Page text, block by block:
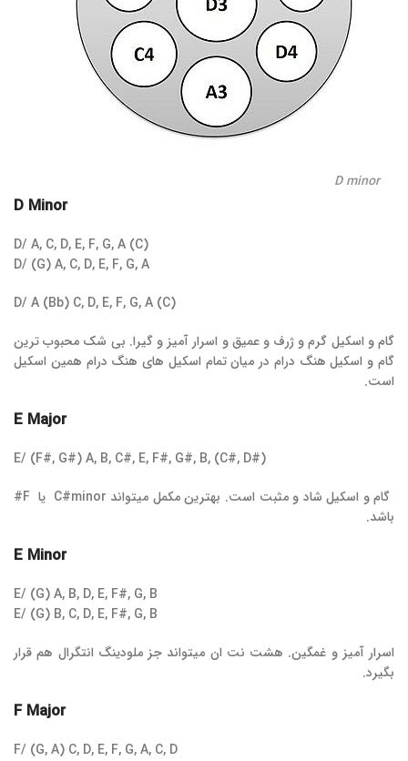
D minor
D Minor
D/ A, C, D, E, F, G, A (C)
D/ (G) A, C, D, E, F, G, A
D/ A (Bb) C, D, E, F, G, A (C)
گام و اسکیل گرم و ژرف و عمیق و اسرار آمیز و گیرا. بی شک محبوب ترین
گام و اسکیل هنگ درام در میان تمام اسکیل های هنگ درام همین اسکیل
است.
E Major
E/ (F#, G#) A, B, C#, E, F#, G#, B, (C#, D#)
گام و اسکیل شاد و مثبت است. بهترین مکمل میتواند C#minor یا F#
باشد.
E Minor
E/ (G) A, B, D, E, F#, G, B
E/ (G) B, C, D, E, F#, G, B
اسرار آمیز و غمگین. هشت نت ان میتواند جز ملودینگ انتگرال هم قرار
بگیرد.
F Major
F/ (G, A) C, D, E, F, G, A, C, D